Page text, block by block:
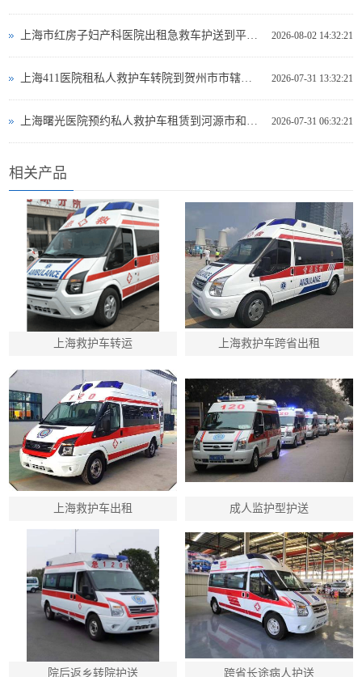
2026-08-02 14:32:21
2026-07-31 13:32:21
2026-07-31 06:32:21
相关产品
上海救护车转运 上海救护车跨省出租
上海救护车出租 成人监护型护送
院后返乡转院护送 跨省长途病人护送